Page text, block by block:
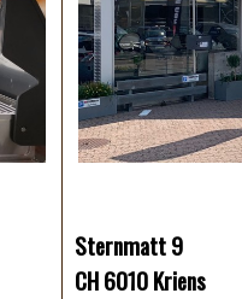
Sternmatt 9
CH 6010 Kriens